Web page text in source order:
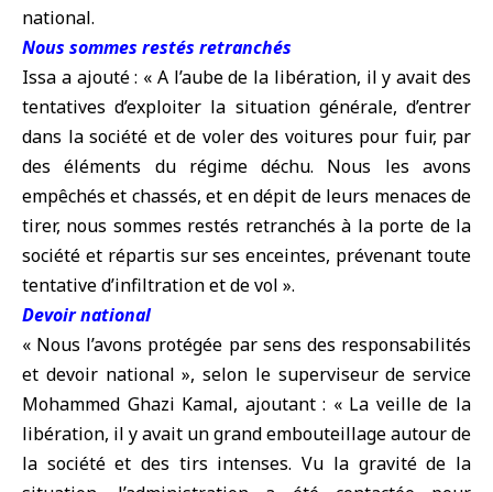
national.
Nous sommes restés retranchés
Issa a ajouté : « A l’aube de la libération, il y avait des
tentatives d’exploiter la situation générale, d’entrer
dans la société et de voler des voitures pour fuir, par
des éléments du régime déchu. Nous les avons
empêchés et chassés, et en dépit de leurs menaces de
tirer, nous sommes restés retranchés à la porte de la
société et répartis sur ses enceintes, prévenant toute
tentative d’infiltration et de vol ».
Devoir national
« Nous l’avons protégée par sens des responsabilités
et devoir national », selon le superviseur de service
Mohammed Ghazi Kamal, ajoutant : « La veille de la
libération, il y avait un grand embouteillage autour de
la société et des tirs intenses. Vu la gravité de la